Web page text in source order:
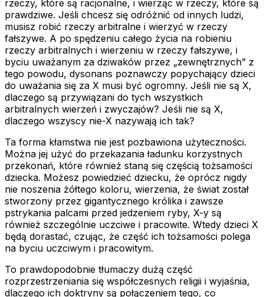
rzeczy, które są racjonalne, i wierząc w rzeczy, które są
prawdziwe. Jeśli chcesz się odróżnić od innych ludzi,
musisz robić rzeczy arbitralne i wierzyć w rzeczy
fałszywe. A po spędzeniu całego życia na robieniu
rzeczy arbitralnych i wierzeniu w rzeczy fałszywe, i
byciu uważanym za dziwaków przez „zewnętrznych” z
tego powodu, dysonans poznawczy popychający dzieci
do uważania się za X musi być ogromny. Jeśli nie są X,
dlaczego są przywiązani do tych wszystkich
arbitralnych wierzeń i zwyczajów? Jeśli nie są X,
dlaczego wszyscy nie-X nazywają ich tak?
Ta forma kłamstwa nie jest pozbawiona użyteczności.
Można jej użyć do przekazania ładunku korzystnych
przekonań, które również staną się częścią tożsamości
dziecka. Możesz powiedzieć dziecku, że oprócz nigdy
nie noszenia żółtego koloru, wierzenia, że świat został
stworzony przez gigantycznego królika i zawsze
pstrykania palcami przed jedzeniem ryby, X-y są
również szczególnie uczciwe i pracowite. Wtedy dzieci X
będą dorastać, czując, że część ich tożsamości polega
na byciu uczciwym i pracowitym.
To prawdopodobnie tłumaczy dużą część
rozprzestrzeniania się współczesnych religii i wyjaśnia,
dlaczego ich doktryny są połączeniem tego, co